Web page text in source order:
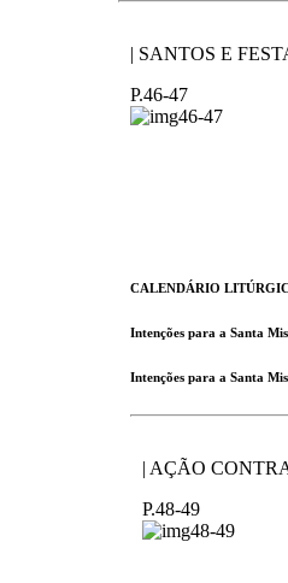
| SANTOS E
P.46-47
CALENDÁRIO
Intenções para a Santa
Intenções para a Santa
| AÇÃO
P.48-49